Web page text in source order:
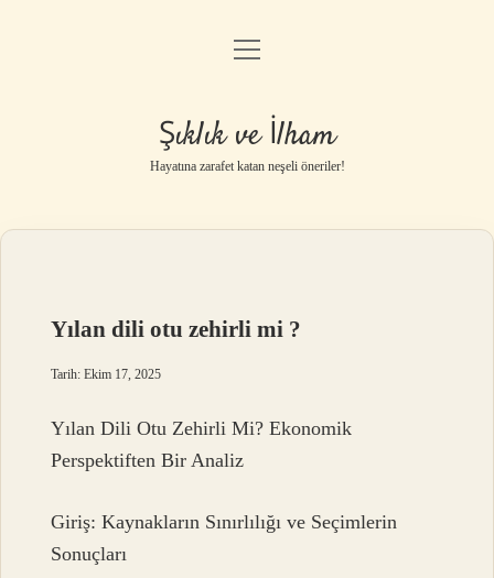
Anasayfa
Gizlilik Politikası
Yasal Uyarı
menüyü
Şıklık ve İlham
Hayatına zarafet katan neşeli öneriler!
Yılan dili otu zehirli mi ?
Tarih: Ekim 17, 2025
Yılan Dili Otu Zehirli Mi? Ekonomik
Perspektiften Bir Analiz
Giriş: Kaynakların Sınırlılığı ve Seçimlerin
Sonuçları